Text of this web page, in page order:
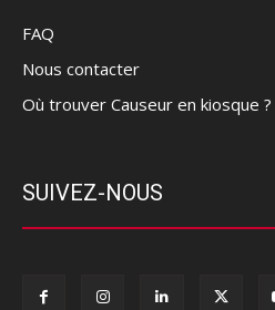
FAQ
Nous contacter
Où trouver Causeur en kiosque ?
SUIVEZ-NOUS